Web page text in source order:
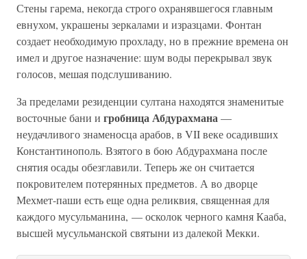
Стены гарема, некогда строго охранявшегося главным
евнухом, украшены зеркалами и изразцами. Фонтан
создает необходимую прохладу, но в прежние времена он
имел и другое назначение: шум воды перекрывал звук
голосов, мешая подслушиванию.
За пределами резиденции султана находятся знаменитые
восточные бани и гробница Абдурахмана—
неудачливого знаменосца арабов, в VII веке осадивших
Константинополь. Взятого в бою Абдурахмана после
снятия осады обезглавили. Теперь же он считается
покровителем потерянных предметов. А во дворце
Мехмет-паши есть еще одна реликвия, священная для
каждого мусульманина, — осколок черного камня Кааба,
высшей мусульманской святыни из далекой Мекки.